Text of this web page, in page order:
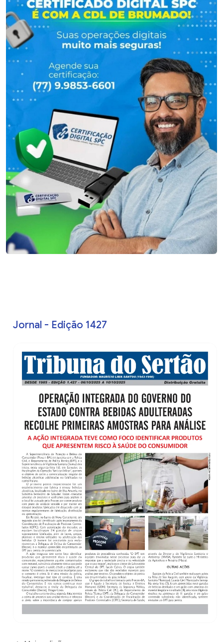
Jornal - Edição 1427